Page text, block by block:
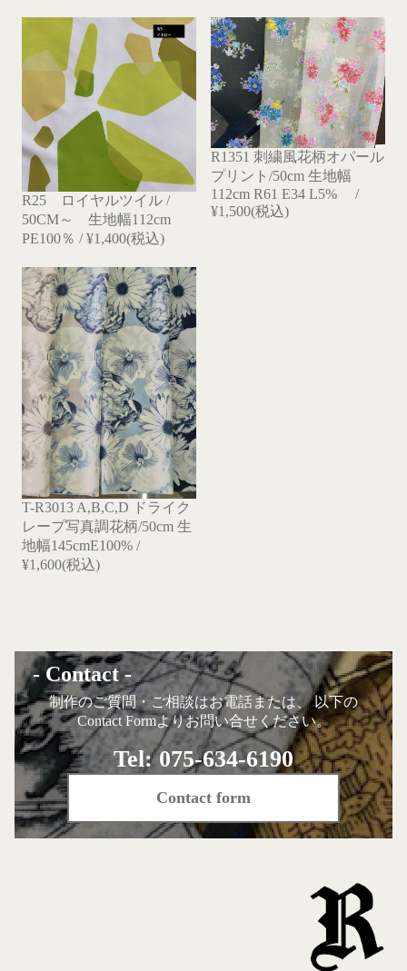
R25 ロイヤルツイル /
50CM～ 生地幅112cm
PE100％ / ¥1,400(税込)
R1351 刺繍風花柄オパール
プリント/50cm 生地幅
112cm R61 E34 L5% /
¥1,500(税込)
T-R3013 A,B,C,D ドライク
レープ写真調花柄/50cm 生
地幅145cmE100% /
¥1,600(税込)
- Contact -
制作のご質問・ご相談はお電話または、 以下の
Contact Formよりお問い合せください。
Tel: 075-634-6190
Contact form